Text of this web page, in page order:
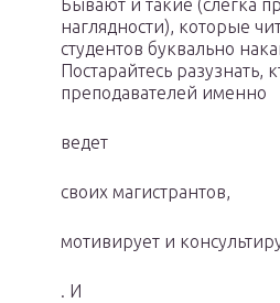
Бывают и такие (слегка
наглядности), которые
студентов буквально
Постарайтесь разузнать,
преподавателей именно
ведет
своих магистрантов,
мотивирует и
. И